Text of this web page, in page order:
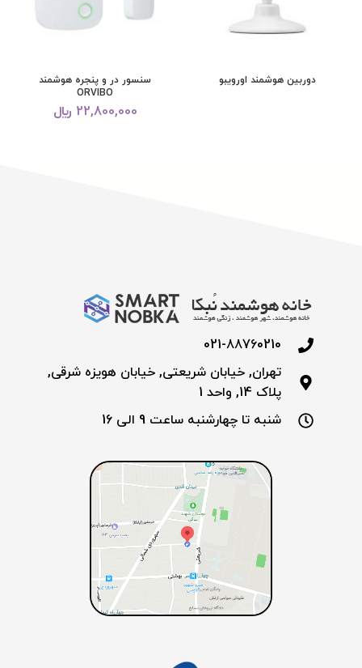
دوربین هوشمند اورویبو
سنسور در و پنجره هوشمند
ORVIBO
22,800,000 ﷼
021-88760210
تهران, خیابان شریعتی, خیابان هویزه شرقی,
پلاک 14, واحد 1
شنبه تا چهارشنبه ساعت 9 الی 16